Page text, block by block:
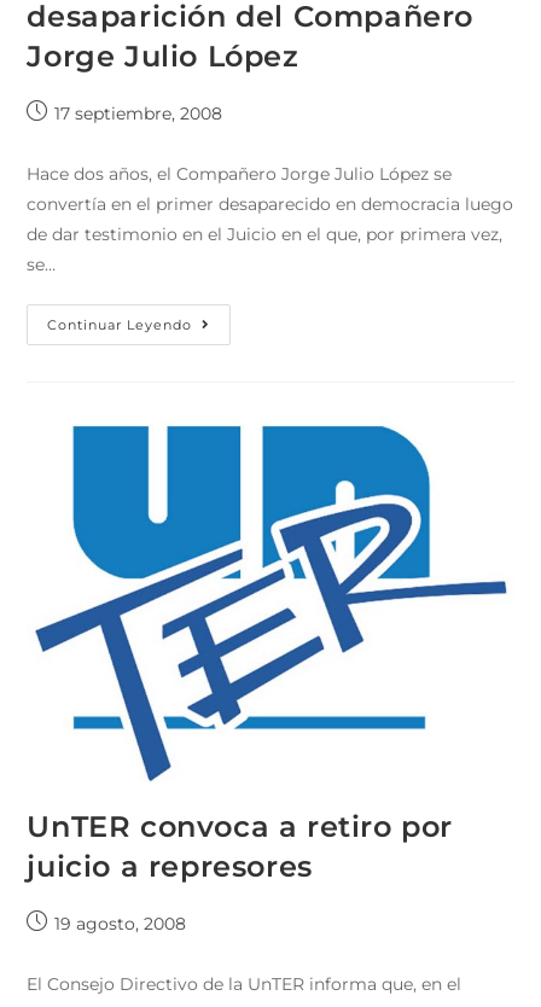
desaparición del Compañero
Jorge Julio López
17 septiembre, 2008
Hace dos años, el Compañero Jorge Julio López se
convertía en el primer desaparecido en democracia luego
de dar testimonio en el Juicio en el que, por primera vez,
se…
Continuar Leyendo
UnTER convoca a retiro por
juicio a represores
19 agosto, 2008
El Consejo Directivo de la UnTER informa que, en el